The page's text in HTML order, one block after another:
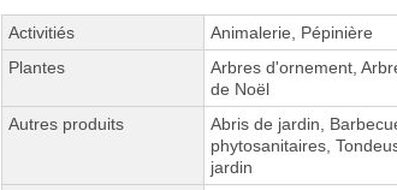
Activitiés
Animalerie, Pépinière
Plantes
Arbres d'ornement,
de Noël
Autres produits
Abris de jardin,
phytosanitaires,
jardin